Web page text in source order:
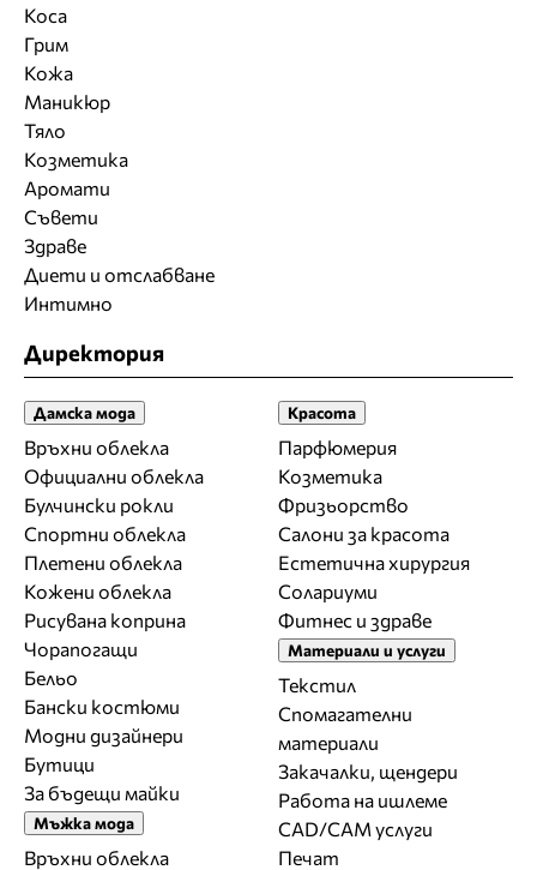
Коса
Грим
Кожа
Маникюр
Тяло
Козметика
Аромати
Съвети
Здраве
Диети и отслабване
Интимно
Директория
Дамска мода
Връхни облекла
Официални облекла
Булчински рокли
Спортни облекла
Плетени облекла
Кожени облекла
Рисувана коприна
Чорапогащи
Бельо
Бански костюми
Модни дизайнери
Бутици
За бъдещи майки
Мъжка мода
Връхни облекла
Красота
Парфюмерия
Козметика
Фризьорство
Салони за красота
Естетична хирургия
Солариуми
Фитнес и здраве
Материали и услуги
Текстил
Спомагателни
материали
Закачалки, щендери
Работа на ишлеме
CAD/CAM услуги
Печат